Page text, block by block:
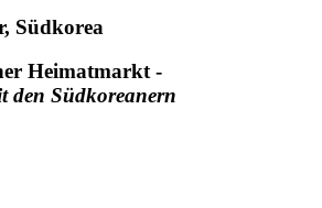
Südkorea
Heimatmarkt -
den Südkoreanern